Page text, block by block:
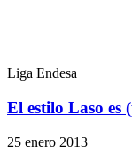
Liga Endesa
El estilo Laso es
25 enero 2013